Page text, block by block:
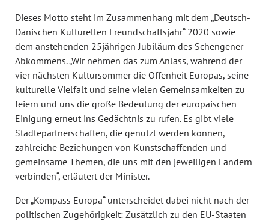
Dieses Motto steht im Zusammenhang mit dem „Deutsch-
Dänischen Kulturellen Freundschaftsjahr“ 2020 sowie
dem anstehenden 25jährigen Jubiläum des Schengener
Abkommens. „Wir nehmen das zum Anlass, während der
vier nächsten Kultursommer die Offenheit Europas, seine
kulturelle Vielfalt und seine vielen Gemeinsamkeiten zu
feiern und uns die große Bedeutung der europäischen
Einigung erneut ins Gedächtnis zu rufen. Es gibt viele
Städtepartnerschaften, die genutzt werden können,
zahlreiche Beziehungen von Kunstschaffenden und
gemeinsame Themen, die uns mit den jeweiligen Ländern
verbinden“, erläutert der Minister.
Der „Kompass Europa“ unterscheidet dabei nicht nach der
politischen Zugehörigkeit: Zusätzlich zu den EU-Staaten